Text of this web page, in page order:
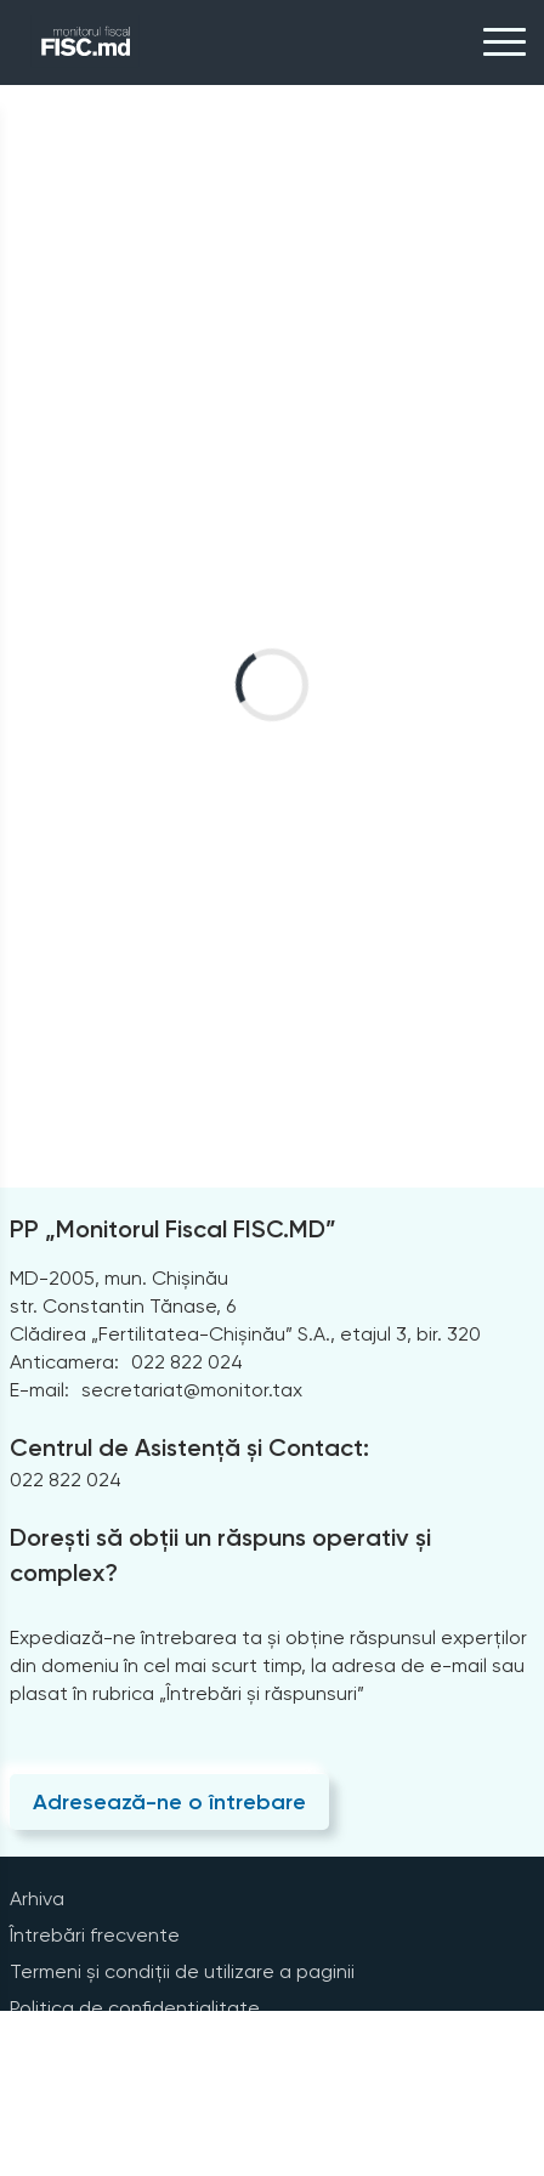
PP „Monitorul Fiscal FISC.MD”
MD-2005, mun. Chișinău
str. Constantin Tănase, 6
Clădirea „Fertilitatea-Chișinău” S.A., etajul 3, bir. 320
Anticamera:
022 822 024
E-mail: secretariat@monitor.tax
Centrul de Asistență și Contact:
022 822 024
Dorești să obții un răspuns operativ și
complex?
Expediază-ne întrebarea ta și obține răspunsul experților
din domeniu în cel mai scurt timp, la adresa de e-mail sau
plasat în rubrica „Întrebări și răspunsuri”
Adresează-ne o întrebare
Arhiva
Întrebări frecvente
Termeni și condiții de utilizare a paginii
Politica de confidențialitate